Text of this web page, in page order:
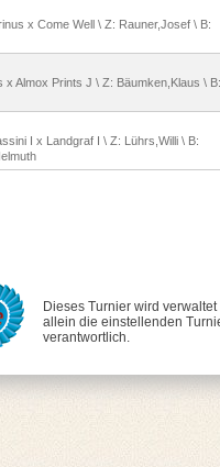
x Come Well \ Z: Rauner,Josef \ B:
x Almox Prints J \ Z: Bäumken,Klaus \ B:
I x Landgraf I \ Z: Lührs,Willi \ B:
Dieses Turnier wird
allein die einstellenden
verantwortlich.